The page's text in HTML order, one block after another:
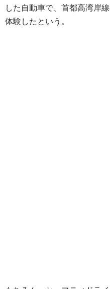
した自動車で、首都高湾岸
体験したという。